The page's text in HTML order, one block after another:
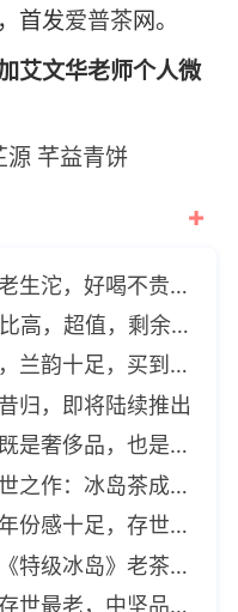
首发爱普茶网。
艾文华老师个人微
源 芊益青饼
+
艾老师选茶：贡沱驿12年陈老生沱，好喝不贵，滋味厚重浓酽
贡沱驿14年陈特级沱，性价比高，超值，剩余13公斤了
艾老师选茶：15年陈金瓜沱，兰韵十足，买到就是福，限量88沱
归，即将陆续推出
15年陈《特级冰岛》老茶：既是奢侈品，也是“古董级饮品”
15年陈《特级冰岛》老茶传世之作：冰岛茶成名史的活见证
15年陈《特级冰岛》老茶：年份感十足，存世最老的一款冰岛茶
冰岛老茶扛鼎之作：15年陈《特级冰岛》老茶，存世最老的一款冰岛茶
15年陈《特级冰岛》老茶：存世最老，中坚品牌出品，艾老师推荐加持